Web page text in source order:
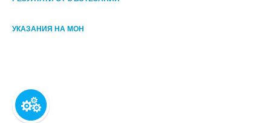
УКАЗАНИЯ НА МОН